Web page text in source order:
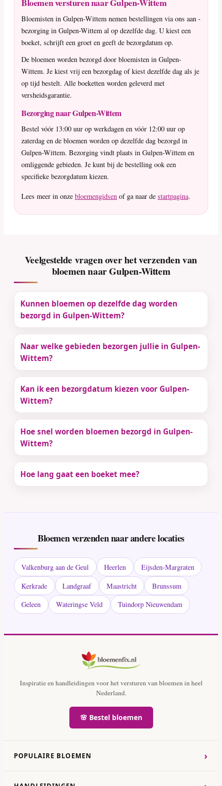
Bloemen versturen naar Gulpen-Wittem
Bloemisten in Gulpen-Wittem nemen bestellingen via ons aan -
bezorging in Gulpen-Wittem al op dezelfde dag. U kiest een
boeket, schrijft een groet en geeft de bezorgdatum op.
De bloemen worden bezorgd door bloemisten in Gulpen-
Wittem. Je kiest vrij een bezorgdag of kiest dezelfde dag als je
op tijd bestelt. Alle boeketten worden geleverd met
versheidsgarantie.
Bezorging naar Gulpen-Wittem
Bestel vóór 13:00 uur op werkdagen en vóór 12:00 uur op
zaterdag en de bloemen worden op dezelfde dag bezorgd in
Gulpen-Wittem. Bezorging vindt plaats in Gulpen-Wittem en
omliggende gebieden. Je kunt bij de bestelling ook een
specifieke bezorgdatum kiezen.
Lees meer in onze bloemengidsen of ga naar de startpagina.
Veelgestelde vragen over het verzenden van
bloemen naar Gulpen-Wittem
Kunnen bloemen op dezelfde dag worden
bezorgd in Gulpen-Wittem?
Naar welke gebieden bezorgen jullie in Gulpen-
Wittem?
Kan ik een bezorgdatum kiezen voor Gulpen-
Wittem?
Hoe snel worden bloemen bezorgd in Gulpen-
Wittem?
Hoe lang gaat een boeket mee?
Bloemen verzenden naar andere locaties
Valkenburg aan de Geul Heerlen
Eijsden-Margraten
Kerkrade
Landgraaf Maastricht
Brunssum
Geleen
Wateringse Veld Tuindorp Nieuwendam
Inspiratie en handleidingen voor het versturen van bloemen in heel
Nederland.
🌸 Bestel bloemen
POPULAIRE BLOEMEN ›